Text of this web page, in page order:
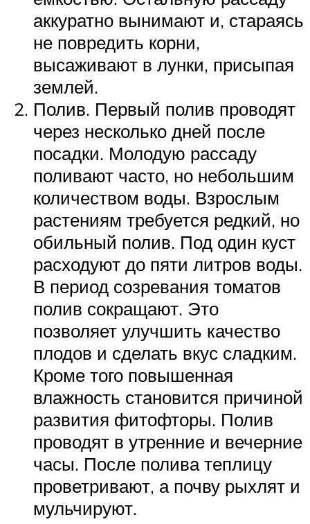
аккуратно вынимают и, стараясь
не повредить корни,
высаживают в лунки, присыпая
землей.
Полив. Первый полив проводят
через несколько дней после
посадки. Молодую рассаду
поливают часто, но небольшим
количеством воды. Взрослым
растениям требуется редкий, но
обильный полив. Под один куст
расходуют до пяти литров воды.
В период созревания томатов
полив сокращают. Это
позволяет улучшить качество
плодов и сделать вкус сладким.
Кроме того повышенная
влажность становится причиной
развития фитофторы. Полив
проводят в утренние и вечерние
часы. После полива теплицу
проветривают, а почву рыхлят и
мульчируют.